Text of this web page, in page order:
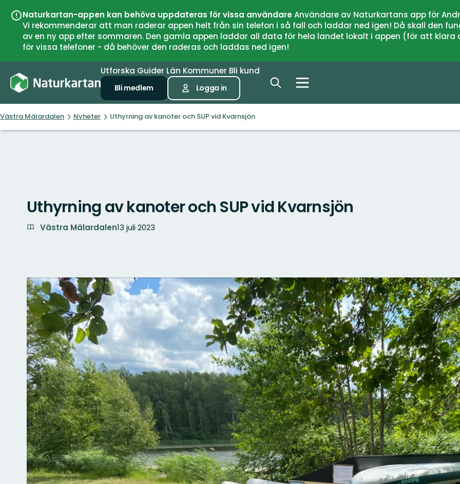
Naturkartan-appen kan behöva uppdateras för vissa användareAnvändare av Naturkartans app för
Vi rekommenderar att man raderar appen helt från sin telefon i så fall och laddar ned igen! Då skall den
av en ny app efter sommaren. Den gamla appen laddar all data för hela landet lokalt i appen (för att
för vissa telefoner - då behöver den raderas och laddas ned igen!
Utforska Guider Län Kommuner Bli kund
Bli medlem Logga in
Västra Mälardalen Nyheter Uthyrning av kanoter och SUP vid Kvarnsjön
Uthyrning av kanoter och SUP vid Kvarnsjön
Västra Mälardalen13 juli 2023
Bilder